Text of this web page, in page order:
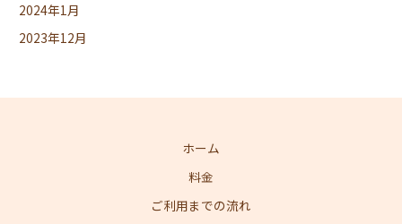
2024年1月
2023年12月
ホーム
料金
ご利用までの流れ